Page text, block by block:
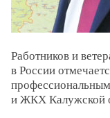
Работников и
в России
и ЖКХ Калужской